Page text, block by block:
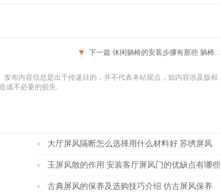
下一篇:休闲躺椅的安装步骤有那些 躺椅...
布内容信息是出于传递目的，并不代表本站观点，如内容涉及版权
成不必要的损失。
大厅屏风隔断怎么选择用什么材料好 苏绣屏风
玉屏风散的作用 安装客厅屏风门的优缺点有哪些
古典屏风的保养及选购技巧介绍 仿古屏风保养